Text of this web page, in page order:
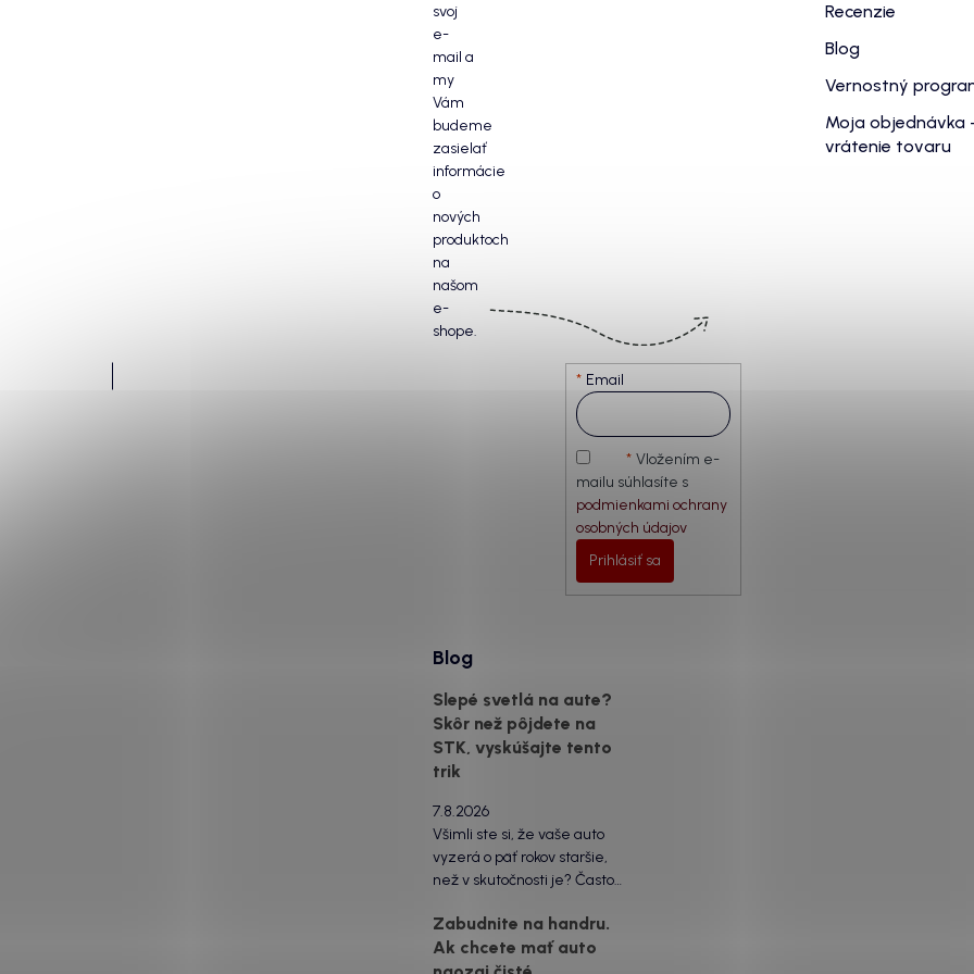
svoj
e-
mail a
my
Vám
budeme
zasielať
informácie
o
nových
produktoch
na
našom
e-
shope.
Email
Vložením e-
mailu súhlasíte s
podmienkami ochrany
osobných údajov
Prihlásiť sa
Recenzie
Blog
Vernostný
Moja objednávka
vrátenie tovaru
Blog
Slepé svetlá na aute?
Skôr než pôjdete na
STK, vyskúšajte tento
trik
7.8.2026
Všimli ste si, že vaše auto
vyzerá o päť rokov staršie,
než v skutočnosti je? Často
svetlomety. Ten mliečny,
drsný povrch nie je len
Zabudnite na handru.
Ak chcete mať auto